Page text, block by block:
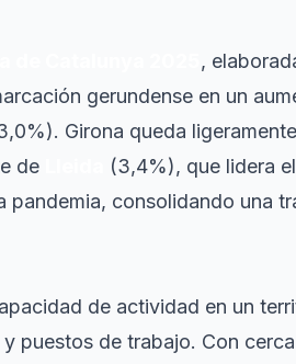
,
gerundense en un
Girona queda
de
(3,4%), que lidera
pandemia, consolidando una
de actividad en un
y puestos de trabajo. Con